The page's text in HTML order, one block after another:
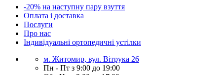
-20% на наступну пару взуття
Оплата і доставка
Послуги
Про нас
Індивідуальні ортопедичні устілки
м. Житомир, вул. Вітрука 26
Пн - Пт з 9:00 до 19:00